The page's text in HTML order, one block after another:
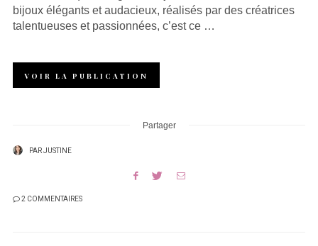
bijoux élégants et audacieux, réalisés par des créatrices
talentueuses et passionnées, c’est ce …
VOIR LA PUBLICATION
Partager
PARJUSTINE
2 COMMENTAIRES